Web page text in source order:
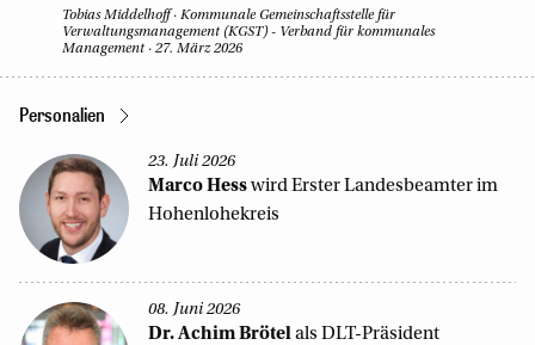
Tobias Middelhoff· Kommunale Gemeinschaftsstelle für
Verwaltungsmanagement (KGST) - Verband für kommunales
Management· 27. März 2026
Personalien
23. Juli 2026
MarcoHesswird Erster Landesbeamter im
Hohenlohekreis
08. Juni 2026
Dr. AchimBrötelals DLT-Präsident